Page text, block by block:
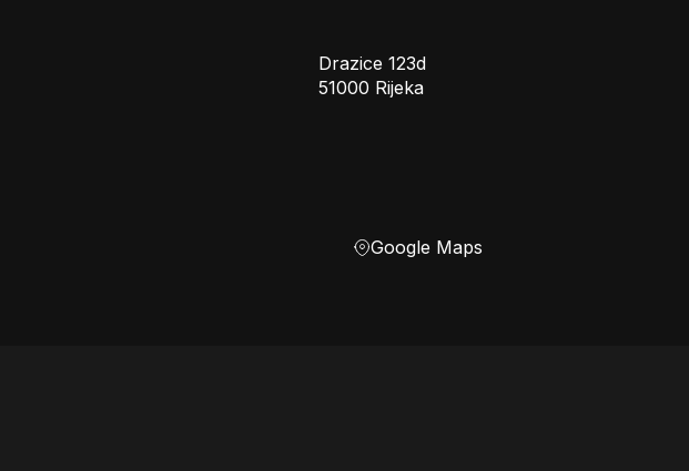
Drazice 123d
51000 Rijeka
Google Maps